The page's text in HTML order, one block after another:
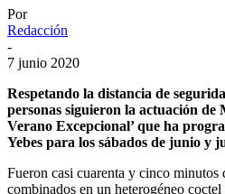
Por
Redacción
-
7 junio 2020
Respetando la distancia de
personas siguieron la actuación de
Verano Excepcional’ que ha
Yebes para los sábados de junio y
Fueron casi cuarenta y cinco minutos
combinados en un heterogéneo